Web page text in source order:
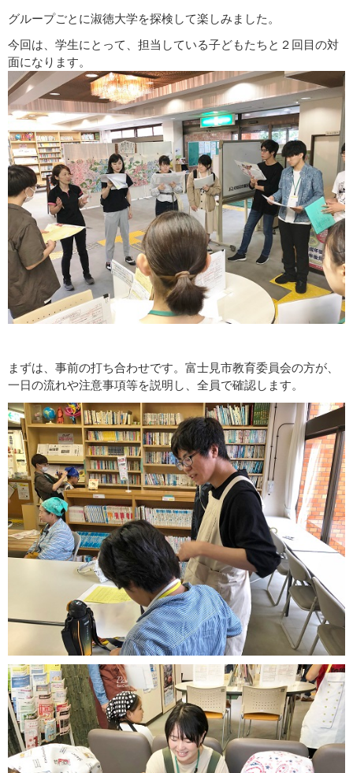
グループごとに淑徳大学を探検して楽しみました。
今回は、学生にとって、担当している子どもたちと２回目の対
面になります。
まずは、事前の打ち合わせです。富士見市教育委員会の方が、
一日の流れや注意事項等を説明し、全員で確認します。